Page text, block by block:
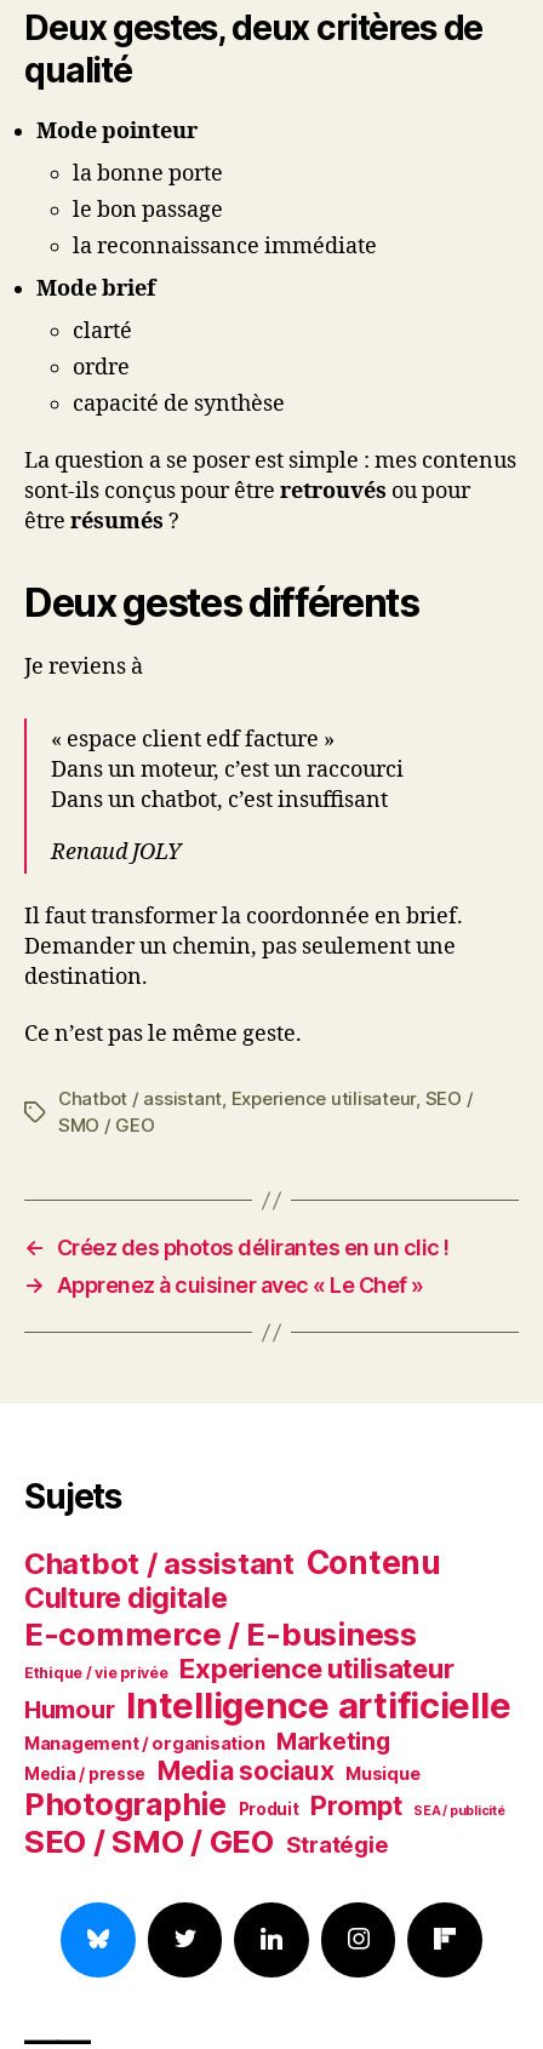
Deux gestes, deux critères de
qualité
Mode pointeur
la bonne porte
le bon passage
la reconnaissance immédiate
Mode brief
clarté
ordre
capacité de synthèse
La question a se poser est simple : mes contenus
sont-ils conçus pour être retrouvés ou pour
être résumés ?
Deux gestes différents
Je reviens à
« espace client edf facture »
Dans un moteur, c’est un raccourci
Dans un chatbot, c’est insuffisant
Renaud JOLY
Il faut transformer la coordonnée en brief.
Demander un chemin, pas seulement une
destination.
Ce n’est pas le même geste.
Étiquettes
Chatbot / assistant, Experience utilisateur, SEO /
SMO / GEO
←
Créez des photos délirantes en un clic !
→
Apprenez à cuisiner avec « Le Chef »
Sujets
Chatbot / assistant Contenu
Culture digitale
E-commerce / E-business
Ethique / vie privée Experience utilisateur
Humour Intelligence artificielle
Management / organisation Marketing
Media / presse Media sociaux Musique
Photographie Produit Prompt SEA / publicité
SEO / SMO / GEO Stratégie
——